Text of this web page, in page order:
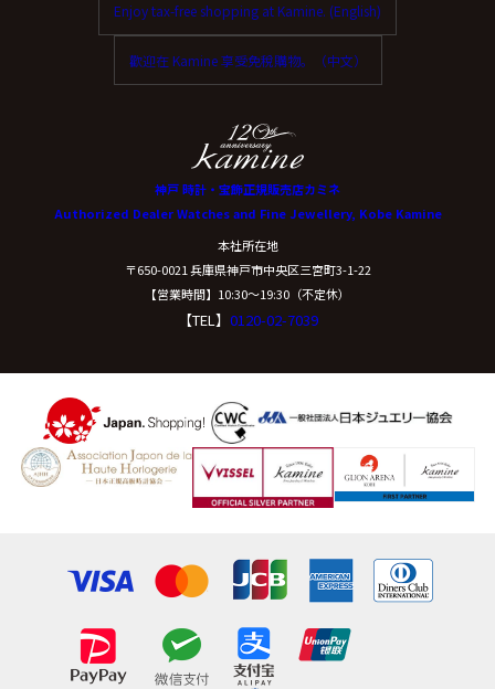
せ窓口について
ご本人からの求めにより、当社が保有する保有個人デー
たは削除、利用停止、消去、第三者提供の停止および第
三者提供記録の開示（以下、開示等という）に応じま
開示等に応ずる窓口は、下記「当社の個人情報の取扱い
に関する苦情、相談等の問合せ先」を参照してくださ
（８）本人が容易に認識できない方法による個
クッキーやウェブビーコン等を用いるなどして、本人が
容易に認識できない方法による個人情報の取得は行って
おりません。
取得した個人情報については、漏洩、減失または毀損の
防止と是正、その他個人情報の安全管理のために必要か
つ適切な措置を講じます。
Enjoy tax-free shopping at Kamine. (English)
歡迎在 Kamine 享受免稅購物。（中文）
神戸 時計・宝飾正規販売店カミネ
Authorized Dealer Watches and Fine Jewellery, Kobe Kamine
本社所在地
〒650-0021 兵庫県神戸市中央区三宮町3-1-22
【営業時間】10:30〜19:30（不定休）
【TEL】 0120-02-7039